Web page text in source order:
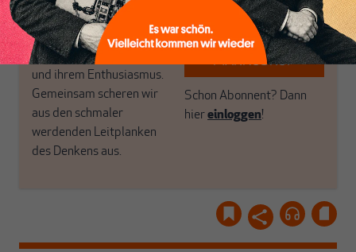
Dabei leben wir von
unseren Autoren, ihren
Recherchen, ihrem Wissen
und ihrem Enthusiasmus.
Gemeinsam scheren wir
aus den schmaler
werdenden Leitplanken
des Denkens aus.
ABONNIEREN SIE
MAKROSKOP
Schon Abonnent? Dann
hiereinloggen!